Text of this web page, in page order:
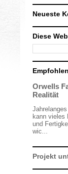
Neueste
Diese
Orwells
Realität
kann vieles
und
wic...
Projekt